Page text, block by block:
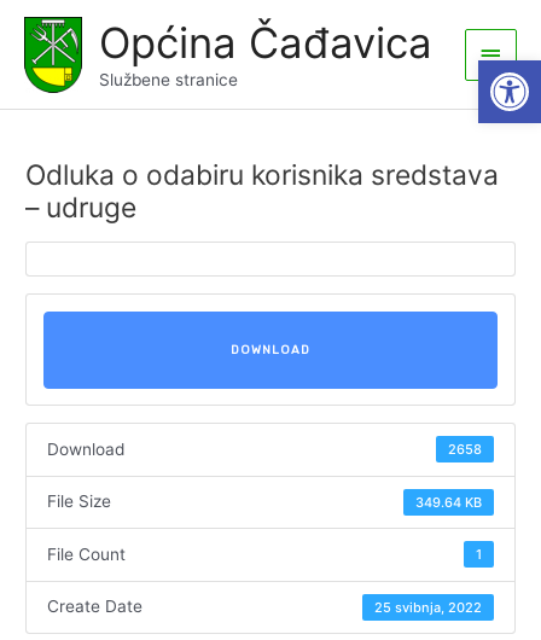
content
Općina Čađavica
Službene stranice
Main
Menu
Odluka o odabiru korisnika sredstava
– udruge
DOWNLOAD
Download 2658
File Size 349.64 KB
File Count 1
Create Date 25 svibnja, 2022